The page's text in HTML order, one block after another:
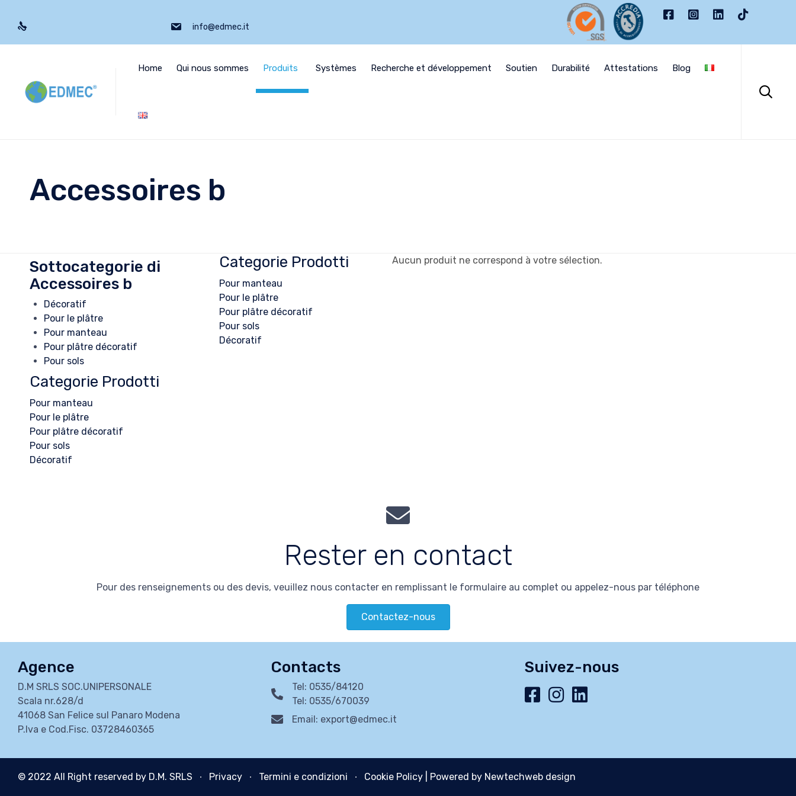
info@edmec.it
Home Qui nous sommes Produits Systèmes Recherche et développement Soutien Durabilité Attestations Blog

Accessoires b
Sottocategorie di
Accessoires b
Décoratif
Pour le plâtre
Pour manteau
Pour plâtre décoratif
Pour sols
Categorie Prodotti
Pour manteau
Pour le plâtre
Pour plâtre décoratif
Pour sols
Décoratif
Aucun produit ne correspond à votre sélection.
Categorie Prodotti
Pour manteau
Pour le plâtre
Pour plâtre décoratif
Pour sols
Décoratif
Rester en contact
Pour des renseignements ou des devis, veuillez nous contacter en remplissant le formulaire au complet ou appelez-nous par téléphone
Contactez-nous
Agence
D.M SRLS SOC.UNIPERSONALE
Scala nr.628/d
41068 San Felice sul Panaro Modena
P.Iva e Cod.Fisc. 03728460365
Contacts
Tel: 0535/84120
Tel: 0535/670039
Email: export@edmec.it
Suivez-nous
© 2022 All Right reserved by D.M. SRLS ∙ Privacy ∙ Termini e condizioni ∙ Cookie Policy | Powered by Newtechweb design